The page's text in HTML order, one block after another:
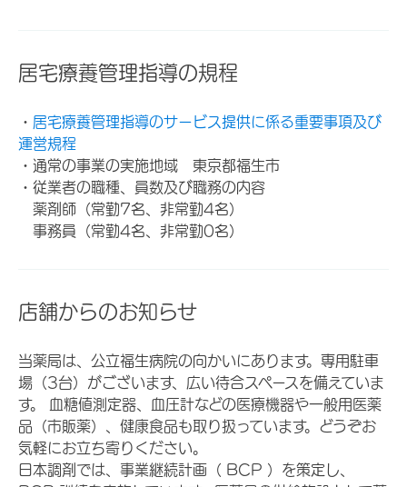
居宅療養管理指導の規程
・ 居宅療養管理指導のサービス提供に係る重要事項及び
運営規程
・通常の事業の実施地域 東京都福生市
・従業者の職種、員数及び職務の内容
薬剤師（常勤7名、非常勤4名）
事務員（常勤4名、非常勤0名）
店舗からのお知らせ
当薬局は、公立福生病院の向かいにあります。専用駐車
場（3台）がございます、広い待合スペースを備えていま
す。 血糖値測定器、血圧計などの医療機器や一般用医薬
品（市販薬）、健康食品も取り扱っています。どうぞお
気軽にお立ち寄りください。
日本調剤では、事業継続計画（ BCP ）を策定し、